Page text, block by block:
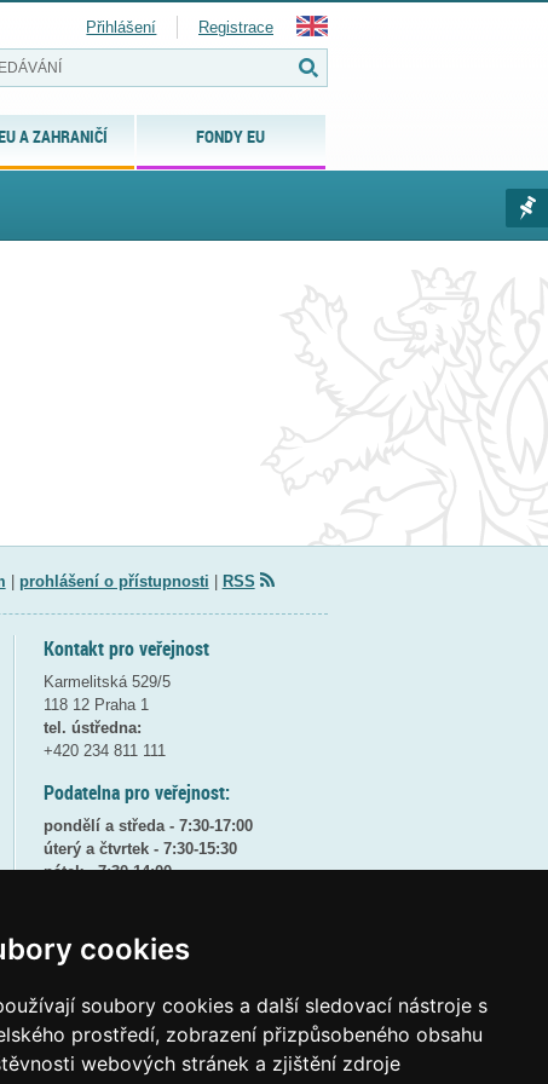
cookies
soubory cookies a další sledovací nástroje s
prostředí, zobrazení přizpůsobeného obsahu
webových stránek a zjištění zdroje
A ZAHRANIČÍ FONDY EU
Přihlášení Registrace
prohlášení o přístupnosti RSS
Kontakt pro veřejnost
Karmelitská 529/5
118 12 Praha 1
tel. ústředna:
+420 234 811 111
Podatelna pro veřejnost:
pondělí a středa - 7:30-17:00
úterý a čtvrtek - 7:30-15:30
pátek - 7:30-14:00
(více informacíZDE)
posta@msmtgovcz
ID datové schránky: vidaawt